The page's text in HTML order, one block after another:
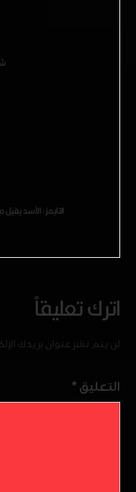
التايمز: الأسد
اترك تعليقاً
لن يتم نشر عنوان بريدك
التعليق *